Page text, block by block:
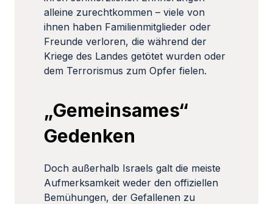
alleine zurechtkommen – viele von
ihnen haben Familienmitglieder oder
Freunde verloren, die während der
Kriege des Landes getötet wurden oder
dem Terrorismus zum Opfer fielen.
„Gemeinsames“
Gedenken
Doch außerhalb Israels galt die meiste
Aufmerksamkeit weder den offiziellen
Bemühungen, der Gefallenen zu